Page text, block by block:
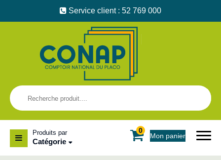
Service client : 52 769 000
0
Mon panier
Produits par
Catégorie